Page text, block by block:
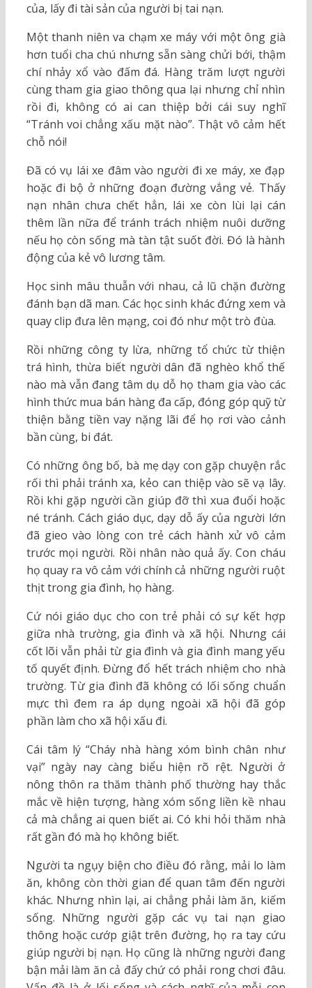
của, lấy đi tài sản của người bị tai nạn.
Một thanh niên va chạm xe máy với một ông già
hơn tuổi cha chú nhưng sẵn sàng chửi bới, thậm
chí nhảy xổ vào đấm đá. Hàng trăm lượt người
cùng tham gia giao thông qua lại nhưng chỉ nhìn
rồi đi, không có ai can thiệp bởi cái suy nghĩ
“Tránh voi chẳng xấu mặt nào”. Thật vô cảm hết
chỗ nói!
Đã có vụ lái xe đâm vào người đi xe máy, xe đạp
hoặc đi bộ ở những đoạn đường vắng vẻ. Thấy
nạn nhân chưa chết hẳn, lái xe còn lùi lại cán
thêm lần nữa để tránh trách nhiệm nuôi dưỡng
nếu họ còn sống mà tàn tật suốt đời. Đó là hành
động của kẻ vô lương tâm.
Học sinh mâu thuẫn với nhau, cả lũ chặn đường
đánh bạn dã man. Các học sinh khác đứng xem và
quay clip đưa lên mạng, coi đó như một trò đùa.
Rồi những công ty lừa, những tổ chức từ thiện
trá hình, thừa biết người dân đã nghèo khổ thế
nào mà vẫn đang tâm dụ dỗ họ tham gia vào các
hình thức mua bán hàng đa cấp, đóng góp quỹ từ
thiện bằng tiền vay nặng lãi để họ rơi vào cảnh
bần cùng, bi đát.
Có những ông bố, bà mẹ dạy con gặp chuyện rắc
rối thì phải tránh xa, kẻo can thiệp vào sẽ vạ lây.
Rồi khi gặp người cần giúp đỡ thì xua đuổi hoặc
né tránh. Cách giáo dục, dạy dỗ ấy của người lớn
đã gieo vào lòng con trẻ cách hành xử vô cảm
trước mọi người. Rồi nhân nào quả ấy. Con cháu
họ quay ra vô cảm với chính cả những người ruột
thịt trong gia đình, họ hàng.
Cứ nói giáo dục cho con trẻ phải có sự kết hợp
giữa nhà trường, gia đình và xã hội. Nhưng cái
cốt lõi vẫn phải từ gia đình và gia đình mang yếu
tố quyết định. Đừng đổ hết trách nhiệm cho nhà
trường. Từ gia đình đã không có lối sống chuẩn
mực thì đem ra áp dụng ngoài xã hội đã góp
phần làm cho xã hội xấu đi.
Cái tâm lý “Cháy nhà hàng xóm bình chân như
vại” ngày nay càng biểu hiện rõ rệt. Người ở
nông thôn ra thăm thành phố thường hay thắc
mắc về hiện tượng, hàng xóm sống liền kề nhau
cả mà chẳng ai quen biết ai. Có khi hỏi thăm nhà
rất gần đó mà họ không biết.
Người ta ngụy biện cho điều đó rằng, mải lo làm
ăn, không còn thời gian để quan tâm đến người
khác. Nhưng nhìn lại, ai chẳng phải làm ăn, kiếm
sống. Những người gặp các vụ tai nạn giao
thông hoặc cướp giật trên đường, họ ra tay cứu
giúp người bị nạn. Họ cũng là những người đang
bận mải làm ăn cả đấy chứ có phải rong chơi đâu.